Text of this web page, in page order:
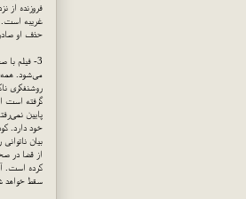
فروزنده از
غریبه است.
حذف او
3- فیلم
می‌شود.
روشنفكری
گرفته است
پایین
خود دارد.
بیان
از قضا در
كرده است.
سقط خواهد